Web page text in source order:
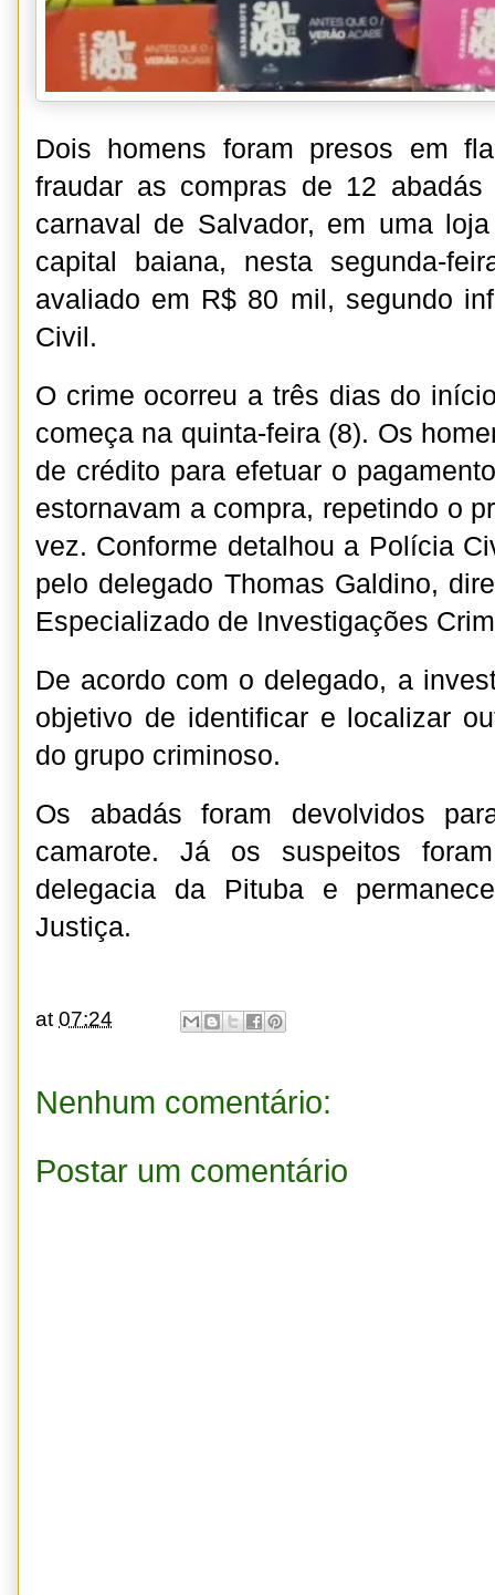
Dois homens foram presos em
fraudar as compras de 12
carnaval de Salvador, em uma
capital baiana, nesta segunda-
avaliado em R$ 80 mil, segundo
Civil.
O crime ocorreu a três dias do
começa na quinta-feira (8). Os
de crédito para efetuar o
estornavam a compra, repetindo o
vez. Conforme detalhou a Polícia
pelo delegado Thomas Galdino,
Especializado de Investigações
De acordo com o delegado, a
objetivo de identificar e localizar
do grupo criminoso.
Os abadás foram devolvidos
camarote. Já os suspeitos
delegacia da Pituba e
Justiça.
at07:24
Nenhum comentário:
Postar um comentário